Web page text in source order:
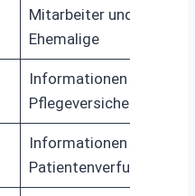
Mitarbeiter und
Ehemalige
Informationen zur
Pflegeversicherung
Informationen über die
Patientenverfuegung